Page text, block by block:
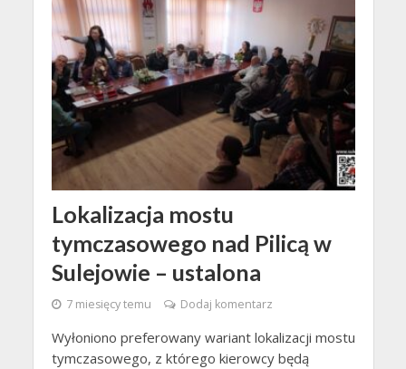
Lokalizacja mostu
tymczasowego nad Pilicą w
Sulejowie – ustalona
7 miesięcy temu Dodaj komentarz
Wyłoniono preferowany wariant lokalizacji mostu
tymczasowego, z którego kierowcy będą